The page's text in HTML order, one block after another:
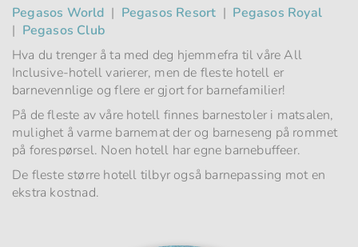
Pegasos World | Pegasos Resort | Pegasos Royal
| Pegasos Club
Hva du trenger å ta med deg hjemmefra til våre All
Inclusive-hotell varierer, men de fleste hotell er
barnevennlige og flere er gjort for barnefamilier!
På de fleste av våre hotell finnes barnestoler i matsalen,
mulighet å varme barnemat der og barneseng på rommet
på forespørsel. Noen hotell har egne barnebuffeer.
De fleste større hotell tilbyr også barnepassing mot en
ekstra kostnad.